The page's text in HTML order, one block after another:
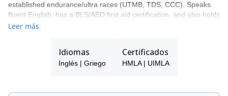
established endurance/ultra races (UTMB, TDS, CCC). Speaks
fluent English, has a BLS/AED first aid certification, and also holds
a Master’s and Bachelor degree in Marketing and Business
Leer más
Idiomas
Inglés | Griego
Certificados
HMLA | UIMLA